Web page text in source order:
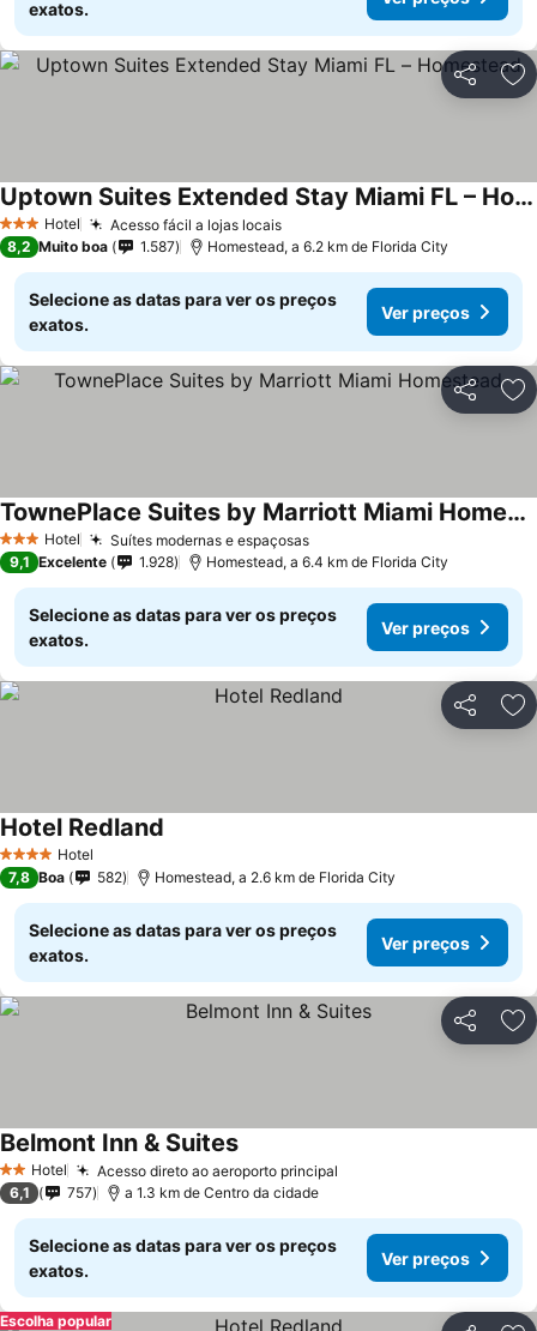
exatos.
Partilhar
3 EstrelasHotel Acesso fácil a lojas locaisVer preços
Uptown Suites Extended Stay Miami FL – Homestead
Ver preços
8,2 Muito boa 1.587 Homestead, a 6.2 km de Florida City
Selecione as datas para ver os preços
exatos.
Ver preços
Partilhar
3 EstrelasHotel Suítes modernas e espaçosasVer preços
TownePlace Suites by Marriott Miami Homestead
Ver preços
9,1 Excelente 1.928 Homestead, a 6.4 km de Florida City
Selecione as datas para ver os preços
exatos.
Ver preços
Partilhar
4 EstrelasHotel
Hotel Redland
7,8 Boa 582 Homestead, a 2.6 km de Florida City
Selecione as datas para ver os preços
exatos.
Ver preços
Partilhar
2 Estrelas
Hotel Acesso direto ao aeroporto principal
Belmont Inn & SuitesVer preços
6,1 757 a 1.3 km de Centro da cidade
Selecione as datas para ver os preços
exatos.
Ver preços
Escolha popular